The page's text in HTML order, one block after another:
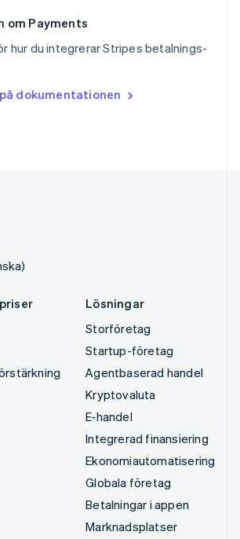
om Payments
hur du integrerar Stripes betalnings-
dokumentationen
Lösningar
Storföretag
Startup-företag
Agentbaserad handel
Kryptovaluta
E-handel
Integrerad finansiering
Ekonomiautomatisering
Globala företag
Betalningar i appen
Marknadsplatser